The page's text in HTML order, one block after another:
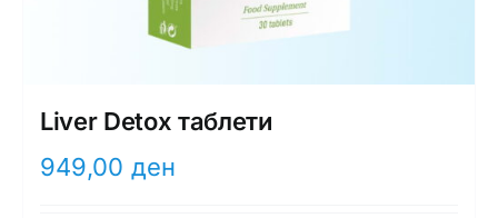
Liver Detox таблети
949,00 ден